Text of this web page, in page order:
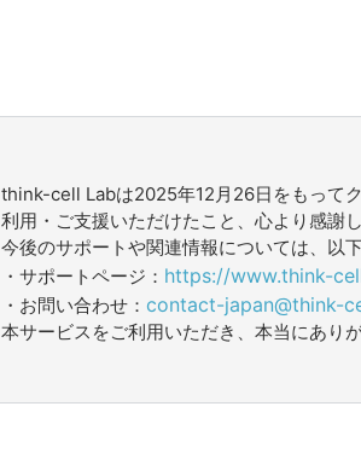
think-cell Labは2025年12月26日をもって
利用・ご支援いただけたこと、心より感謝し
今後のサポートや関連情報については、以
・サポートページ： https://www.think-
・お問い合わせ： contact-japan@think-
本サービスをご利用いただき、本当にあり